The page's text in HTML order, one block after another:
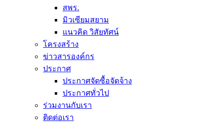
สพร.
มิวเซียมสยาม
แนวคิด วิสัยทัศน์
โครงสร้าง
ข่าวสารองค์กร
ประกาศ
ประกาศจัดซื้อจัดจ้าง
ประกาศทั่วไป
ร่วมงานกับเรา
ติดต่อเรา